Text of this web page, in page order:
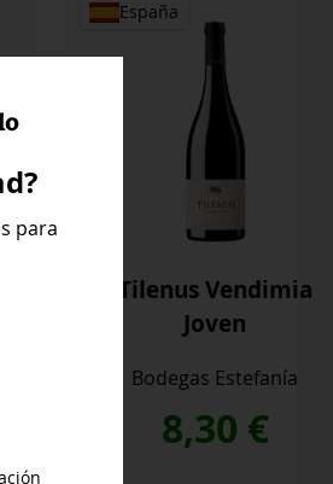
España
Tilenus Vendimia
Joven
Bodegas Estefanía
8,30 €
para